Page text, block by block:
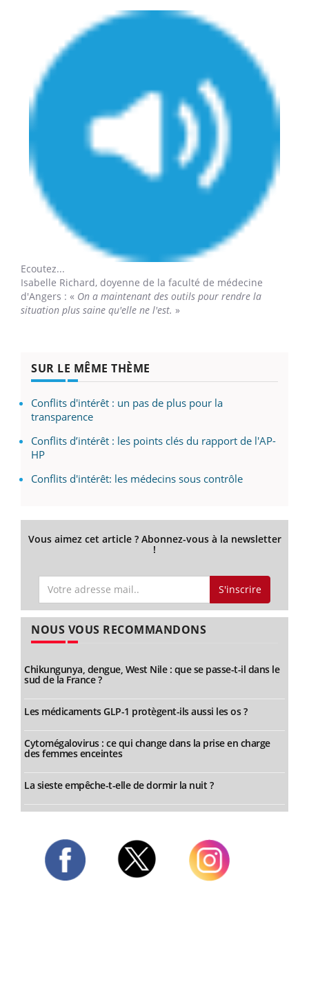
Ecoutez...
Isabelle Richard, doyenne de la faculté de médecine
d'Angers : « On a maintenant des outils pour rendre la
situation plus saine qu'elle ne l'est. »
SUR LE MÊME THÈME
Conflits d'intérêt : un pas de plus pour la
transparence
Conflits d’intérêt : les points clés du rapport de l'AP-
HP
Conflits d'intérêt: les médecins sous contrôle
Vous aimez cet article ? Abonnez-vous à la newsletter
!
S'inscrire
NOUS VOUS RECOMMANDONS
Chikungunya, dengue, West Nile : que se passe-t-il dans le
sud de la France ?
Les médicaments GLP-1 protègent-ils aussi les os ?
Cytomégalovirus : ce qui change dans la prise en charge
des femmes enceintes
La sieste empêche-t-elle de dormir la nuit ?